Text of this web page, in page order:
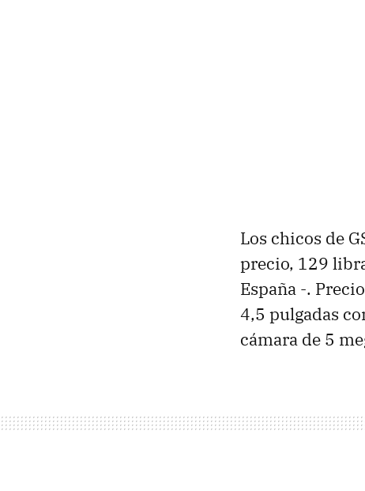
Los chicos de
precio, 129
España -.
4,5 pulgadas
cámara de 5